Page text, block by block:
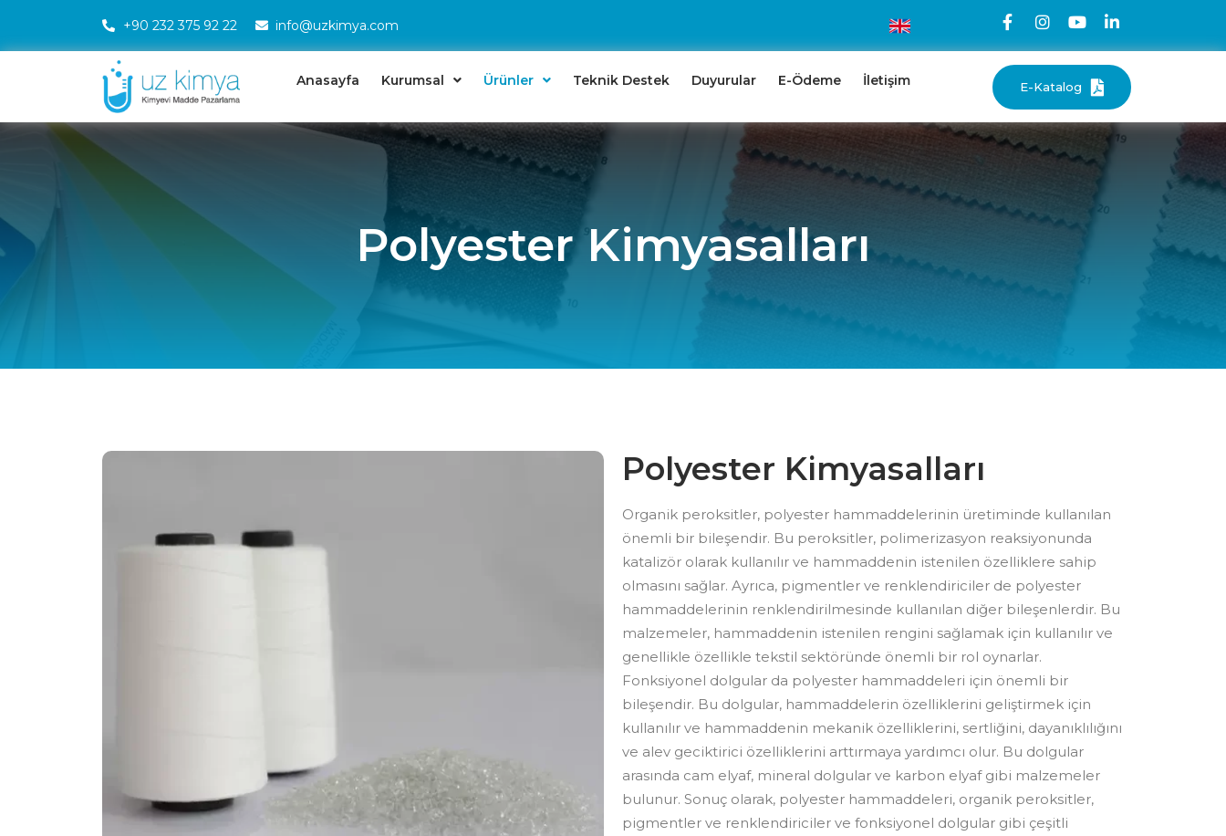
+90 232 375 92 22 info@uzkimya.com
Anasayfa Kurumsal Ürünler Teknik Destek Duyurular E-Ödeme İletişim E-Katalog
Polyester Kimyasalları
Polyester Kimyasalları
Organik peroksitler, polyester hammaddelerinin üretiminde kullanılan
önemli bir bileşendir. Bu peroksitler, polimerizasyon reaksiyonunda
katalizör olarak kullanılır ve hammaddenin istenilen özelliklere sahip
olmasını sağlar. Ayrıca, pigmentler ve renklendiriciler de polyester
hammaddelerinin renklendirilmesinde kullanılan diğer bileşenlerdir. Bu
malzemeler, hammaddenin istenilen rengini sağlamak için kullanılır ve
genellikle özellikle tekstil sektöründe önemli bir rol oynarlar.
Fonksiyonel dolgular da polyester hammaddeleri için önemli bir
bileşendir. Bu dolgular, hammaddelerin özelliklerini geliştirmek için
kullanılır ve hammaddenin mekanik özelliklerini, sertliğini, dayanıklılığını
ve alev geciktirici özelliklerini arttırmaya yardımcı olur. Bu dolgular
arasında cam elyaf, mineral dolgular ve karbon elyaf gibi malzemeler
bulunur. Sonuç olarak, polyester hammaddeleri, organik peroksitler,
pigmentler ve renklendiriciler ve fonksiyonel dolgular gibi çeşitli